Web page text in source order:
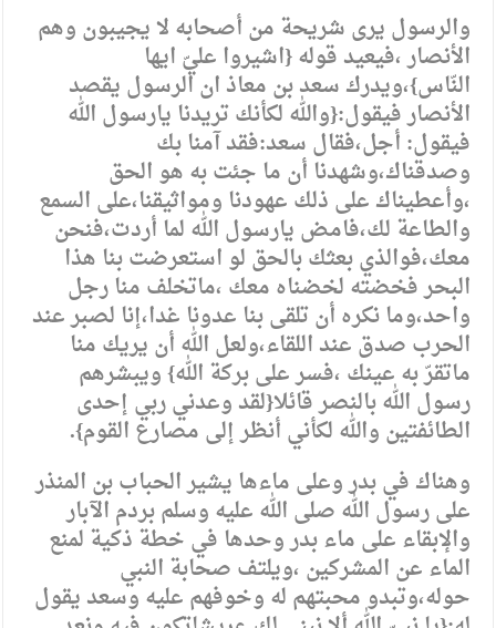
والرسول يرى شريحة من أصحابه لا يجيبون وهم
الأنصار ،فيعيد قوله {اشيروا عليّ ايها
النّاس}،ويدرك سعد بن معاذ ان الرسول يقصد
الأنصار فيقول:{والله لكأنك تريدنا يارسول الله
فيقول: أجل،فقال سعد:فقد آمنا بك
وصدقناك،وشهدنا أن ما جئت به هو الحق
،وأعطيناك على ذلك عهودنا ومواثيقنا،على السمع
والطاعة لك،فامض يارسول الله لما أردت،فنحن
معك،فوالذي بعثك بالحق لو استعرضت بنا هذا
البحر فخضته لخضناه معك ،ماتخلف منا رجل
واحد،وما نكره أن تلقى بنا عدونا غدا،إنا لصبر عند
الحرب صدق عند اللقاء،ولعل الله أن يريك منا
ماتقرّ به عينك ،فسر على بركة الله} ويبشرهم
رسول الله بالنصر قائلا{لقد وعدني ربي إحدى
الطائفتين والله لكأني أنظر إلى مصارع القوم}.
وهناك في بدر وعلى ماءها يشير الحباب بن المنذر
على رسول الله صلى الله عليه وسلم بردم الآبار
والإبقاء على ماء بدر وحدها في خطة ذكية لمنع
الماء عن المشركين ،ويلتف صحابة النبي
حوله،وتبدو محبتهم له وخوفهم عليه وسعد يقول